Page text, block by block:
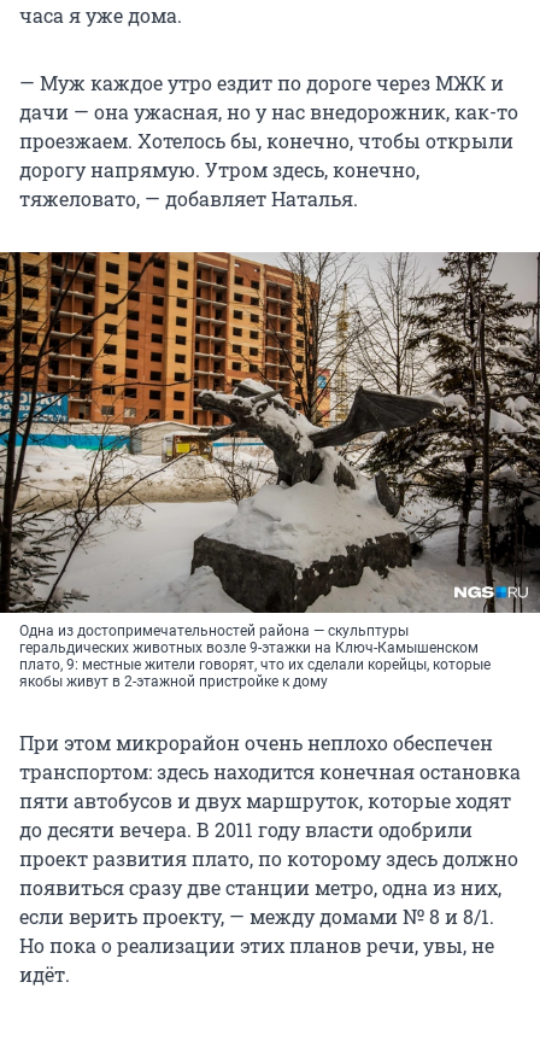
часа я уже дома.
— Муж каждое утро ездит по дороге через МЖК и
дачи — она ужасная, но у нас внедорожник, как-то
проезжаем. Хотелось бы, конечно, чтобы открыли
дорогу напрямую. Утром здесь, конечно,
тяжеловато, — добавляет Наталья.
Одна из достопримечательностей района — скульптуры
геральдических животных возле 9-этажки на Ключ-Камышенском
плато, 9: местные жители говорят, что их сделали корейцы, которые
якобы живут в 2-этажной пристройке к дому
При этом микрорайон очень неплохо обеспечен
транспортом: здесь находится конечная остановка
пяти автобусов и двух маршруток, которые ходят
до десяти вечера. В 2011 году власти одобрили
проект развития плато, по которому здесь должно
появиться сразу две станции метро, одна из них,
если верить проекту, — между домами № 8 и 8/1.
Но пока о реализации этих планов речи, увы, не
идёт.